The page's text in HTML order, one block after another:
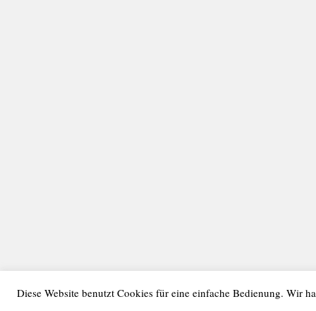
Diese Website benutzt Cookies für eine einfache Bedienung. Wir